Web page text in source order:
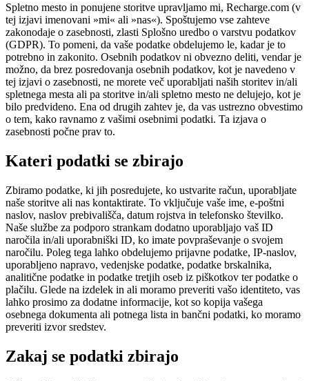
Spletno mesto in ponujene storitve upravljamo mi, Recharge.com (v
tej izjavi imenovani »mi« ali »nas«). Spoštujemo vse zahteve
zakonodaje o zasebnosti, zlasti Splošno uredbo o varstvu podatkov
(GDPR). To pomeni, da vaše podatke obdelujemo le, kadar je to
potrebno in zakonito. Osebnih podatkov ni obvezno deliti, vendar je
možno, da brez posredovanja osebnih podatkov, kot je navedeno v
tej izjavi o zasebnosti, ne morete več uporabljati naših storitev in/ali
spletnega mesta ali pa storitve in/ali spletno mesto ne delujejo, kot je
bilo predvideno. Ena od drugih zahtev je, da vas ustrezno obvestimo
o tem, kako ravnamo z vašimi osebnimi podatki. Ta izjava o
zasebnosti počne prav to.
Kateri podatki se zbirajo
Zbiramo podatke, ki jih posredujete, ko ustvarite račun, uporabljate
naše storitve ali nas kontaktirate. To vključuje vaše ime, e-poštni
naslov, naslov prebivališča, datum rojstva in telefonsko številko.
Naše službe za podporo strankam dodatno uporabljajo vaš ID
naročila in/ali uporabniški ID, ko imate povpraševanje o svojem
naročilu. Poleg tega lahko obdelujemo prijavne podatke, IP-naslov,
uporabljeno napravo, vedenjske podatke, podatke brskalnika,
analitične podatke in podatke tretjih oseb iz piškotkov ter podatke o
plačilu. Glede na izdelek in ali moramo preveriti vašo identiteto, vas
lahko prosimo za dodatne informacije, kot so kopija vašega
osebnega dokumenta ali potnega lista in bančni podatki, ko moramo
preveriti izvor sredstev.
Zakaj se podatki zbirajo